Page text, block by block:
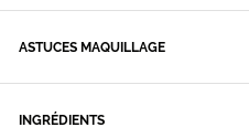
ASTUCES MAQUILLAGE
INGRÉDIENTS